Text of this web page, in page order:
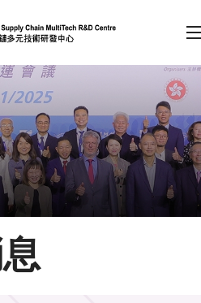
回車鍵）
會員登入
A A EN 繁 简